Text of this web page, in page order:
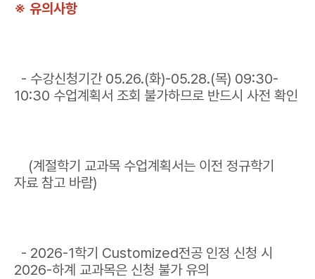
※ 유의사항
- 수강신청기간 05.26.(화)-05.28.(목) 09:30-
10:30 수업계획서 조회 불가하므로 반드시 사전 확인
(계절학기 교과목 수업계획서는 이전 정규학기
자료 참고 바람)
- 2026-1학기 Customized전공 인정 신청 시
2026-하계 교과목은 신청 불가 유의